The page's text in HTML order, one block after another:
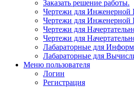
Заказать решение работы.
Чертежи для
Чертежи для
Чертежи для
Чертежи для
Лабараторные для
Лабараторные для
Меню пользователя
Логин
Регистрация